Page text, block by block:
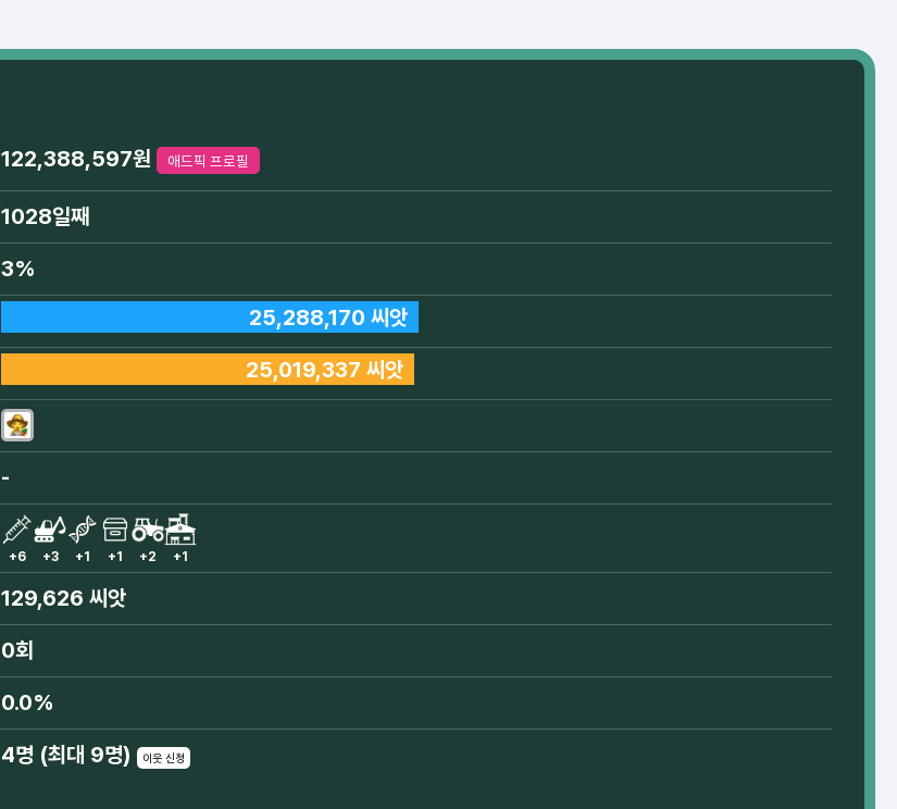
122,388,597원 애드픽 프로필
1028일째
3%
25,288,170 씨앗
25,019,337 씨앗
-
+6 +3 +1 +1 +2 +1
129,626 씨앗
0회
0.0%
4명 (최대 9명) 이웃 신청